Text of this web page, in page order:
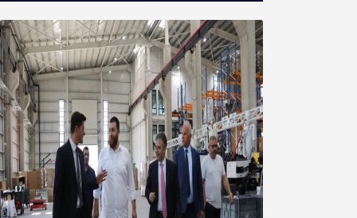
Marmara OSB Müteşebbis Heyeti
Toplantısı gerçekleştirildi